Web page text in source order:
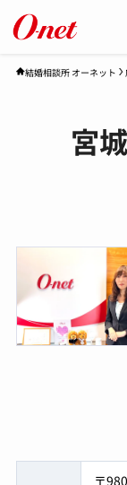
結婚相談所 オーネット
宮
〒